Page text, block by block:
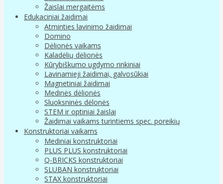
Žaislai mergaitėms
Edukaciniai žaidimai
Atminties lavinimo žaidimai
Domino
Dėlionės vaikams
Kaladėlių dėlionės
Kūrybiškumo ugdymo rinkiniai
Lavinamieji žaidimai, galvosūkiai
Magnetiniai žaidimai
Medinės dėlionės
Sluoksninės dėlonės
STEM ir optiniai žaislai
Žaidimai vaikams turintiems spec. poreikių
Konstruktoriai vaikams
Mediniai konstruktoriai
PLUS PLUS konstruktoriai
Q-BRICKS konstruktoriai
SLUBAN konstruktoriai
STAX konstruktoriai